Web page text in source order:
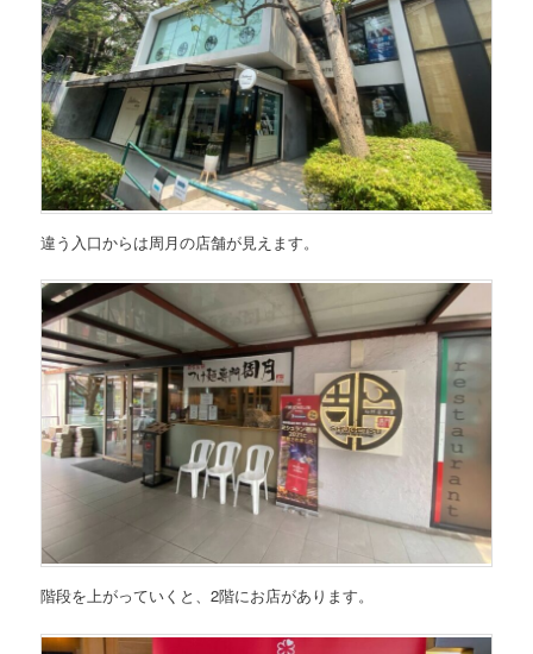
違う入口からは周月の店舗が見えます。
階段を上がっていくと、2階にお店があります。